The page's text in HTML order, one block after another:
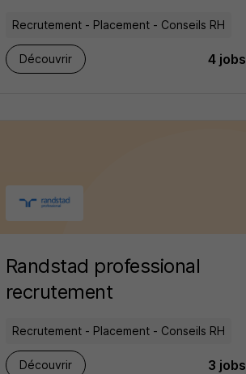
Recrutement - Placement - Conseils RH
Découvrir 4 jobs
Randstad professional
recrutement
Recrutement - Placement - Conseils RH
Découvrir 3 jobs